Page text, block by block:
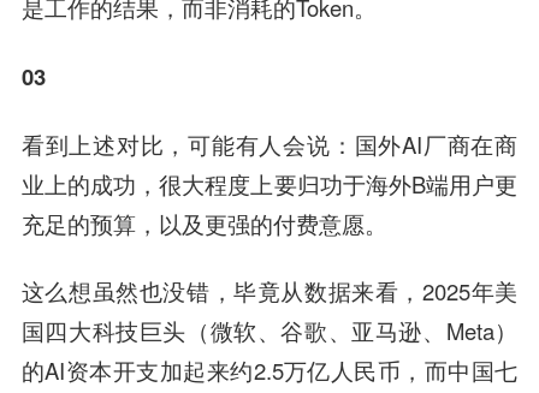
是工作的结果，而非消耗的Token。
03
看到上述对比，可能有人会说：国外AI厂商在商
业上的成功，很大程度上要归功于海外B端用户更
充足的预算，以及更强的付费意愿。
这么想虽然也没错，毕竟从数据来看，2025年美
国四大科技巨头（微软、谷歌、亚马逊、Meta）
的AI资本开支加起来约2.5万亿人民币，而中国七